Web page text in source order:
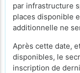
par infrastructure
places disponible
additionnelle ne
Après cette date,
disponibles, le
inscription de